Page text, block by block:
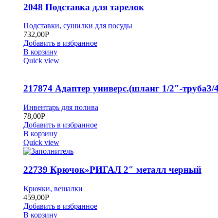
2048 Подставка для тарелок
Подставки, сушилки для посуды
732,00Р
Добавить в избранное
В корзину
Quick view
217874 Адаптер универс.(шланг 1/2″-труба3/
Инвентарь для полива
78,00Р
Добавить в избранное
В корзину
Quick view
22739 Крючок»РИГАЛ 2″ металл черный
Крючки, вешалки
459,00Р
Добавить в избранное
В корзину